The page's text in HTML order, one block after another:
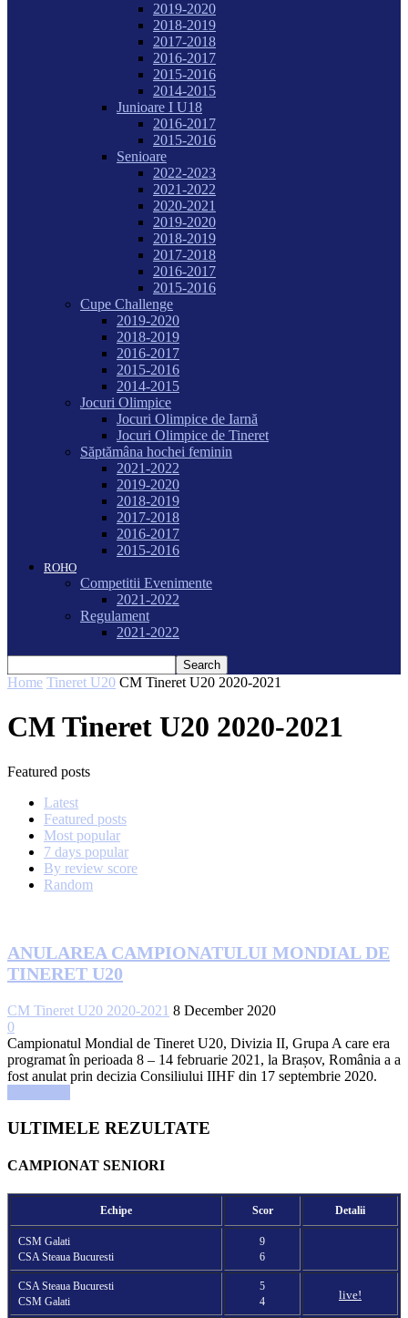
2019-2020
2018-2019
2017-2018
2016-2017
2015-2016
2014-2015
Junioare I U18
2016-2017
2015-2016
Senioare
2022-2023
2021-2022
2020-2021
2019-2020
2018-2019
2017-2018
2016-2017
2015-2016
Cupe Challenge
2019-2020
2018-2019
2016-2017
2015-2016
2014-2015
Jocuri Olimpice
Jocuri Olimpice de Iarnă
Jocuri Olimpice de Tineret
Săptămâna hochei feminin
2021-2022
2019-2020
2018-2019
2017-2018
2016-2017
2015-2016
ROHO
Competitii Evenimente
2021-2022
Regulament
2021-2022
Home Tineret U20 CM Tineret U20 2020-2021
CM Tineret U20 2020-2021
Featured posts
Latest
Featured posts
Most popular
7 days popular
By review score
Random
ANULAREA CAMPIONATULUI MONDIAL DE
TINERET U20
CM Tineret U20 2020-2021 8 December 2020
0
Campionatul Mondial de Tineret U20, Divizia II, Grupa A care era
programat în perioada 8 – 14 februarie 2021, la Brașov, România a a
fost anulat prin decizia Consiliului IIHF din 17 septembrie 2020.
ULTIMELE REZULTATE
CAMPIONAT SENIORI
Echipe Scor Detalii
CSM Galati
CSA Steaua Bucuresti
9
6
CSA Steaua Bucuresti
CSM Galati
5
4
live!